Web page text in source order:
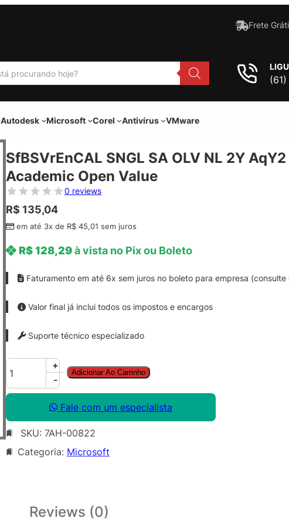
Frete
Autodesk Microsoft Corel Antivírus VMware
SfBSVrEnCAL SNGL SA OLV NL 2Y
Academic Open Value
0 reviews
R$ 135,04
em até 3x de R$ 45,01 sem juros
R$128,29à vista no Pix ou Boleto
Faturamento em até 6x sem juros no boleto para empresa (consulte
Valor final já inclui todos os impostos e encargos
Suporte técnico especializado
S
B
V
r
E
+
-
Adicionar Ao Carrinho
Fale com um especialista
SKU: 7AH-00822
Categoria: Microsoft
Reviews (0)